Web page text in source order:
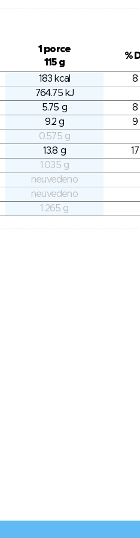
1 porce
115 g
%
183 kcal
8
764.75 kJ
5.75 g
8
9.2 g
9
0.575 g
13.8 g
1.035 g
neuvedeno
neuvedeno
1.265 g